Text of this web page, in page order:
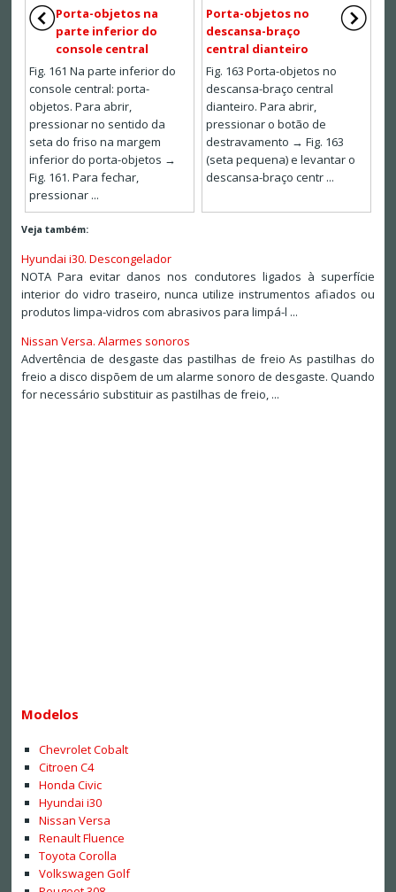
Porta-objetos na
parte inferior do
console central
Fig. 161 Na parte inferior do
console central: porta-
objetos. Para abrir,
pressionar no sentido da
seta do friso na margem
inferior do porta-objetos →
Fig. 161. Para fechar,
pressionar ...
Porta-objetos no
descansa-braço
central dianteiro
Fig. 163 Porta-objetos no
descansa-braço central
dianteiro. Para abrir,
pressionar o botão de
destravamento → Fig. 163
(seta pequena) e levantar o
descansa-braço centr ...
Veja também:
Hyundai i30. Descongelador
NOTA Para evitar danos nos condutores ligados à superfície
interior do vidro traseiro, nunca utilize instrumentos afiados ou
produtos limpa-vidros com abrasivos para limpá-l ...
Nissan Versa. Alarmes sonoros
Advertência de desgaste das pastilhas de freio As pastilhas do
freio a disco dispõem de um alarme sonoro de desgaste. Quando
for necessário substituir as pastilhas de freio, ...
Modelos
Chevrolet Cobalt
Citroen C4
Honda Civic
Hyundai i30
Nissan Versa
Renault Fluence
Toyota Corolla
Volkswagen Golf